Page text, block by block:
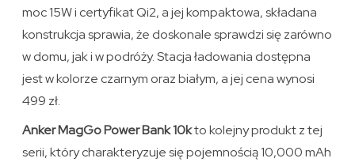
moc 15W i certyfikat Qi2, a jej kompaktowa, składana
konstrukcja sprawia, że doskonale sprawdzi się zarówno
w domu, jak i w podróży. Stacja ładowania dostępna
jest w kolorze czarnym oraz białym, a jej cena wynosi
499 zł.
Anker MagGo Power Bank 10kto kolejny produkt z tej
serii, który charakteryzuje się pojemnością 10,000 mAh